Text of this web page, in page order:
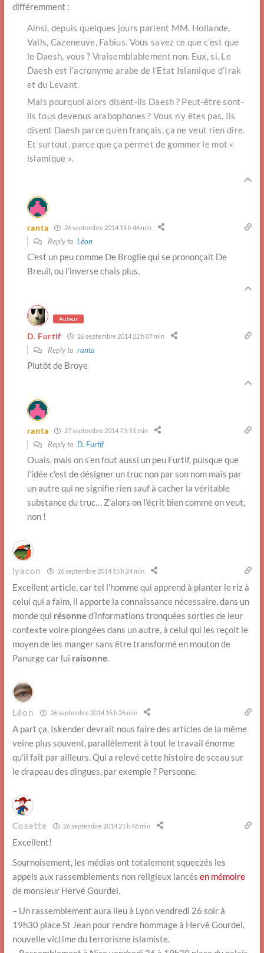
différemment :
Ainsi, depuis quelques jours parlent MM. Hollande,
Valls, Cazeneuve, Fabius. Vous savez ce que c’est que
le Daesh, vous ? Vraisemblablement non. Eux, si. Le
Daesh est l’acronyme arabe de l’Etat Islamique d’Irak
et du Levant.
Mais pourquoi alors disent-ils Daesh ? Peut-être sont-
ils tous devenus arabophones ? Vous n’y êtes pas. Ils
disent Daesh parce qu’en français, ça ne veut rien dire.
Et surtout, parce que ça permet de gommer le mot «
islamique ».
ranta 26 septembre 2014 15 h 46 min
Reply to Léon
C’est un peu comme De Broglie qui se prononçait De
Breuil, ou l’inverse chais plus.
Auteur
D. Furtif 26 septembre 2014 22 h 07 min
Reply to ranta
Plutôt de Broye
ranta 27 septembre 2014 7 h 51 min
Reply to D. Furtif
Ouais, mais on s’en fout aussi un peu Furtif, puisque que
l’idée c’est de désigner un truc non par son nom mais par
un autre qui ne signifie rien sauf à cacher la véritable
substance du truc… Z’alors on l’écrit bien comme on veut,
non !
lyacon 26 septembre 2014 15 h 24 min
Excellent article, car tel l’homme qui apprend à planter le riz à
celui qui a faim, il apporte la connaissance nécessaire, dans un
monde qui résonned’informations tronquées sorties de leur
contexte voire plongées dans un autre, à celui qui les reçoit le
moyen de les manger sans être transformé en mouton de
Panurge car lui raisonne.
Léon 26 septembre 2014 15 h 26 min
A part ça, Iskender devrait nous faire des articles de la même
veine plus souvent, parallèlement à tout le travail énorme
qu’il fait par ailleurs. Qui a relevé cette histoire de sceau sur
le drapeau des dingues, par exemple ? Personne.
Cosette 26 septembre 2014 21 h 46 min
Excellent!
Sournoisement, les médias ont totalement squeezés les
appels aux rassemblements non religieux lancés en mémoire
de monsieur Hervé Gourdel.
– Un rassemblement aura lieu à Lyon vendredi 26 soir à
19h30 place St Jean pour rendre hommage à Hervé Gourdel,
nouvelle victime du terrorisme islamiste.